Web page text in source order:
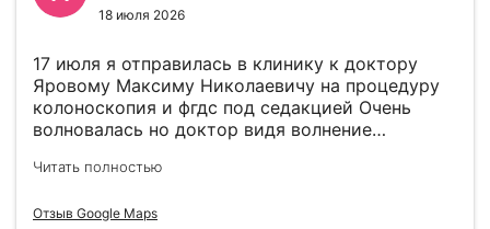
18 июля 2026
17 июля я отправилась в клинику к доктору
Яровому Максиму Николаевичу на процедуру
колоноскопия и фгдс под седакцией Очень
волновалась но доктор видя волнение
По выявленному гастриту доктор дал
своевременно эти процедуры так как врачи
Читать полностью
Отзыв Google Maps